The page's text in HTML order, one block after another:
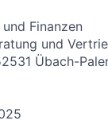
Finanzen
und
Übach-